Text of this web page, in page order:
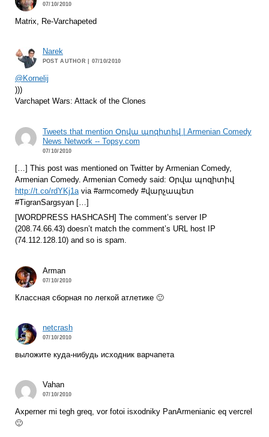
07/10/2010
Matrix, Re-Varchapeted
Narek
POST AUTHOR | 07/10/2010
@Kornelij
)))
Varchapet Wars: Attack of the Clones
Tweets that mention Օրվա պոզիտիվ | Armenian Comedy
News Network -- Topsy.com
07/10/2010
[…] This post was mentioned on Twitter by Armenian Comedy,
Armenian Comedy. Armenian Comedy said: Օրվա պոզիտիվ
http://t.co/rdYKj1avia #armcomedy #վարչապետ
#TigranSargsyan […]
[WORDPRESS HASHCASH] The comment’s server IP
(208.74.66.43) doesn’t match the comment’s URL host IP
(74.112.128.10) and so is spam.
Arman
07/10/2010
Классная сборная по легкой атлетике 🙂
netcrash
07/10/2010
выложите куда-нибудь исходник варчапета
Vahan
07/10/2010
Axperner mi tegh greq, vor fotoi isxodniky PanArmenianic eq vercrel
🙂